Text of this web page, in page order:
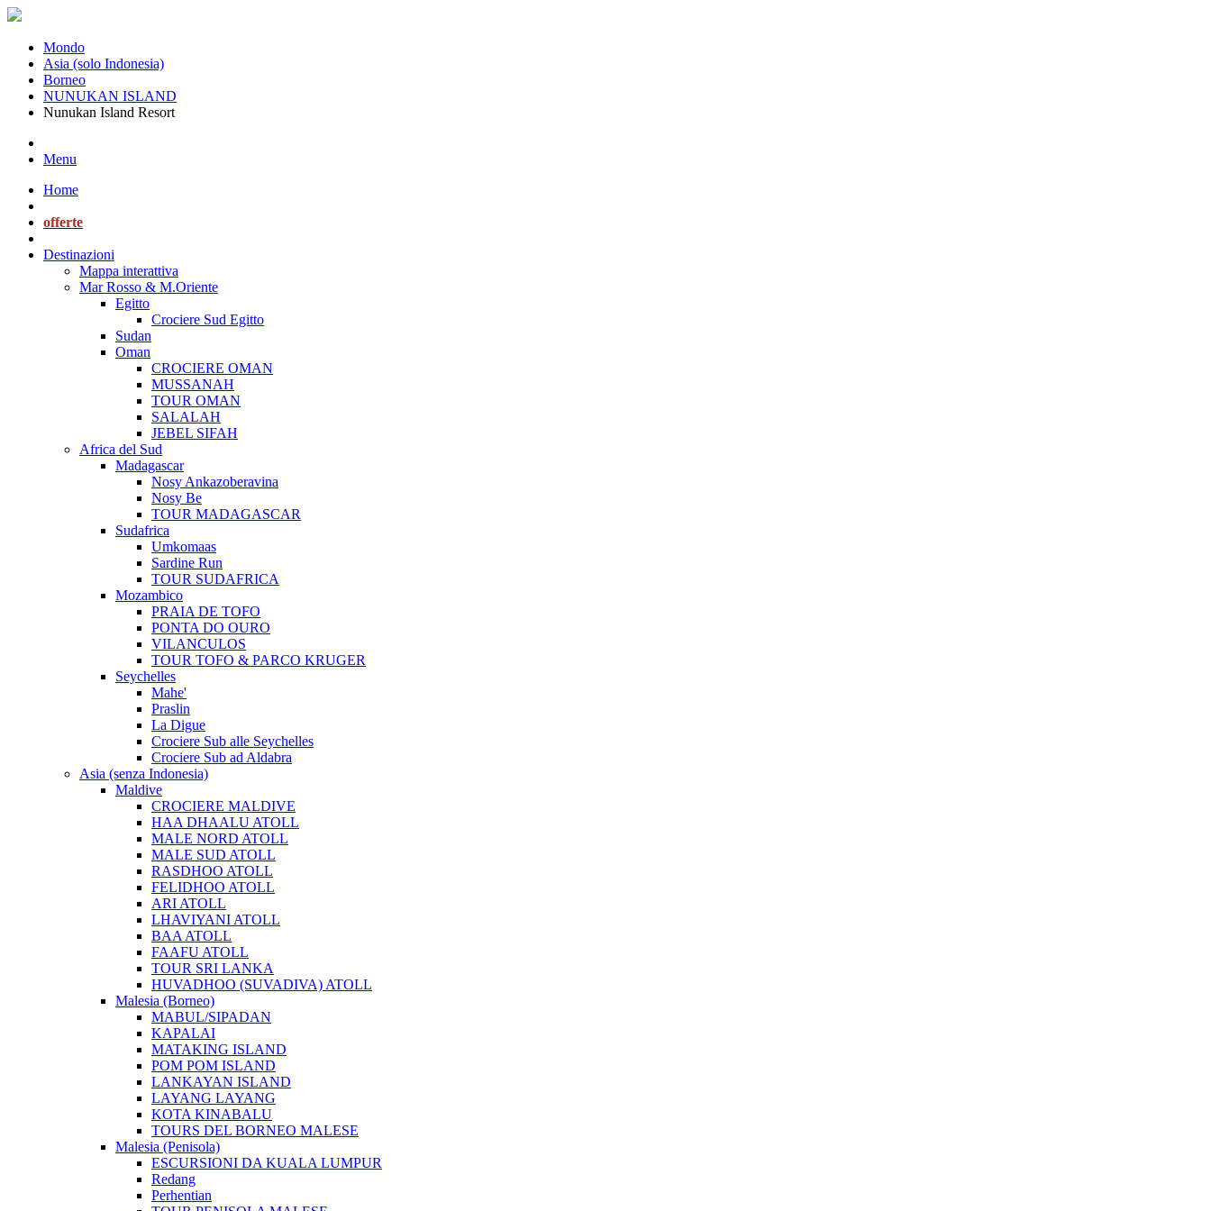
Mondo
Asia (solo Indonesia)
Borneo
NUNUKAN ISLAND
Nunukan Island Resort
Menu
Home
offerte
Destinazioni
Mappa interattiva
Mar Rosso & M.Oriente
Egitto
Crociere Sud Egitto
Sudan
Oman
CROCIERE OMAN
MUSSANAH
TOUR OMAN
SALALAH
JEBEL SIFAH
Africa del Sud
Madagascar
Nosy Ankazoberavina
Nosy Be
TOUR MADAGASCAR
Sudafrica
Umkomaas
Sardine Run
TOUR SUDAFRICA
Mozambico
PRAIA DE TOFO
PONTA DO OURO
VILANCULOS
TOUR TOFO & PARCO KRUGER
Seychelles
Mahe'
Praslin
La Digue
Crociere Sub alle Seychelles
Crociere Sub ad Aldabra
Asia (senza Indonesia)
Maldive
CROCIERE MALDIVE
HAA DHAALU ATOLL
MALE NORD ATOLL
MALE SUD ATOLL
RASDHOO ATOLL
FELIDHOO ATOLL
ARI ATOLL
LHAVIYANI ATOLL
BAA ATOLL
FAAFU ATOLL
TOUR SRI LANKA
HUVADHOO (SUVADIVA) ATOLL
Malesia (Borneo)
MABUL/SIPADAN
KAPALAI
MATAKING ISLAND
POM POM ISLAND
LANKAYAN ISLAND
LAYANG LAYANG
KOTA KINABALU
TOURS DEL BORNEO MALESE
Malesia (Penisola)
ESCURSIONI DA KUALA LUMPUR
Redang
Perhentian